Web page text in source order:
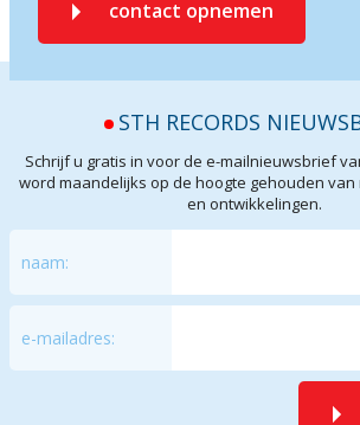
contact opnemen
STH RECORDS
Schrijf u gratis in voor de e-mailnieuwsbrief
word maandelijks op de hoogte gehouden
en ontwikkelingen.
naam:
e-mailadres: